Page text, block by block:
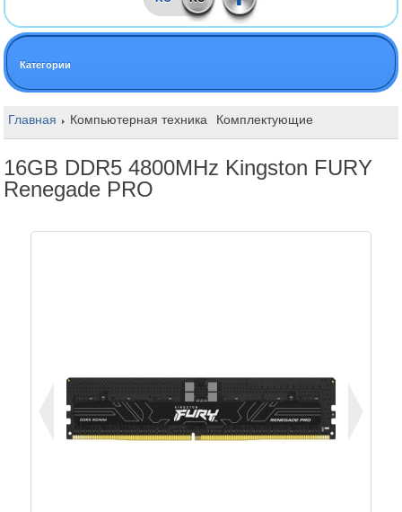
Категории
Главная Компьютерная техника Комплектующие
16GB DDR5 4800MHz Kingston FURY
Renegade PRO